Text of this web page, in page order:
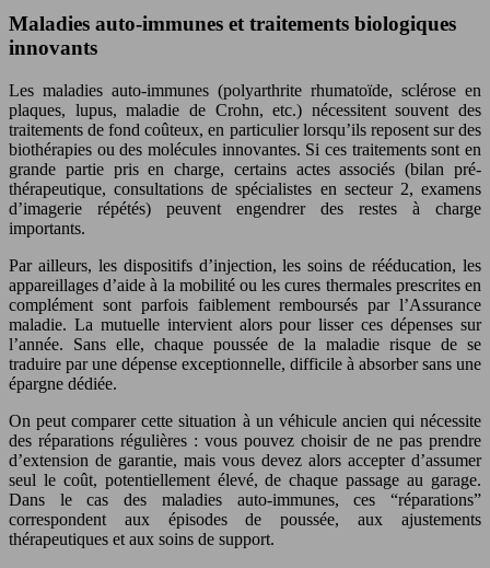
Maladies auto-immunes et traitements biologiques
innovants
Les maladies auto-immunes (polyarthrite rhumatoïde, sclérose en
plaques, lupus, maladie de Crohn, etc.) nécessitent souvent des
traitements de fond coûteux, en particulier lorsqu’ils reposent sur des
biothérapies ou des molécules innovantes. Si ces traitements sont en
grande partie pris en charge, certains actes associés (bilan pré-
thérapeutique, consultations de spécialistes en secteur 2, examens
d’imagerie répétés) peuvent engendrer des restes à charge
importants.
Par ailleurs, les dispositifs d’injection, les soins de rééducation, les
appareillages d’aide à la mobilité ou les cures thermales prescrites en
complément sont parfois faiblement remboursés par l’Assurance
maladie. La mutuelle intervient alors pour lisser ces dépenses sur
l’année. Sans elle, chaque poussée de la maladie risque de se
traduire par une dépense exceptionnelle, difficile à absorber sans une
épargne dédiée.
On peut comparer cette situation à un véhicule ancien qui nécessite
des réparations régulières : vous pouvez choisir de ne pas prendre
d’extension de garantie, mais vous devez alors accepter d’assumer
seul le coût, potentiellement élevé, de chaque passage au garage.
Dans le cas des maladies auto-immunes, ces “réparations”
correspondent aux épisodes de poussée, aux ajustements
thérapeutiques et aux soins de support.